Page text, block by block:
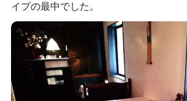
イプの最中でした。